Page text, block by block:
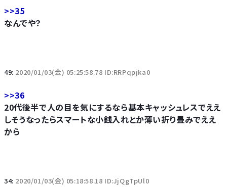
>>35
なんでや？
49: 2020/01/03(金) 05:25:58.78 ID:RRPqpjka0
>>36
20代後半で人の目を気にするなら基本キャッシュレスでええ
しそうなったらスマートな小銭入れとか薄い折り畳みでええ
から
34: 2020/01/03(金) 05:18:58.18 ID:JjQgTpUl0